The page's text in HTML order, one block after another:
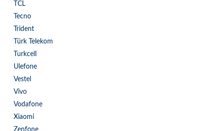
TCL
Tecno
Trident
Türk Telekom
Turkcell
Ulefone
Vestel
Vivo
Vodafone
Xiaomi